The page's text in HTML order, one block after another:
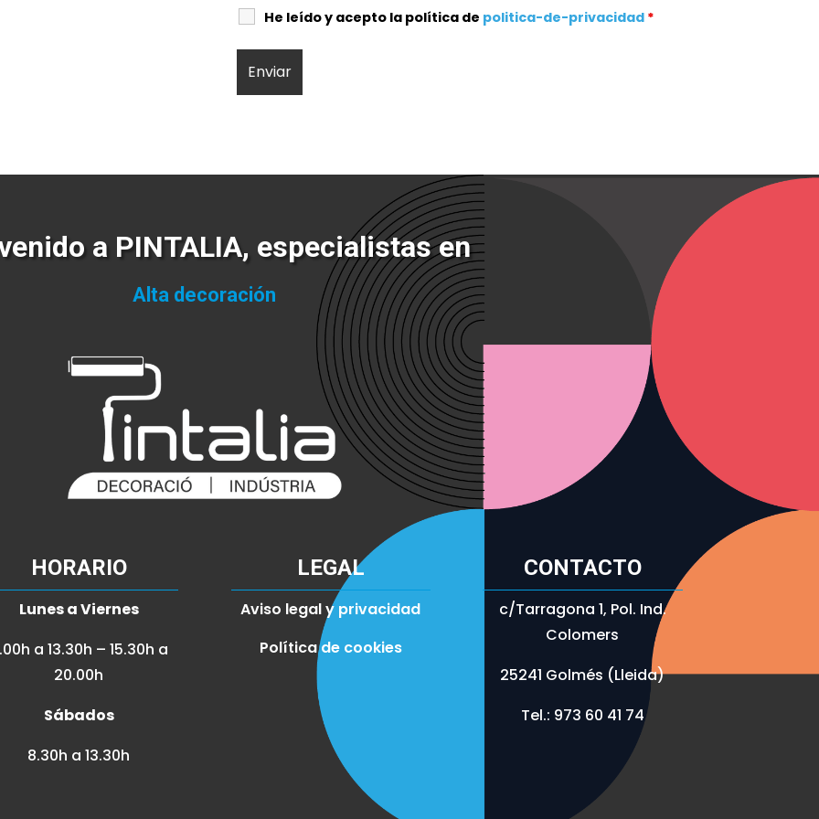
He leído y acepto la política de politica-de-privacidad *
a PINTALIA, especialistas en
Alta decora
HORARIO
Lunes a Viernes
a 13.30h – 15.30h a
20.00h
Sábados
8.30h a 13.30h
LEGAL
Aviso legal y privacidad
Política de cookies
CONTACTO
c/Tarragona 1, Pol. Ind.
Colomers
25241 Golmés (Lleida)
Tel.: 973 60 41 74